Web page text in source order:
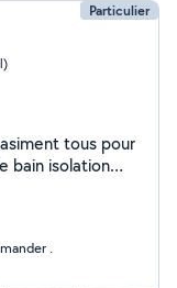
Particulier
tous pour
.